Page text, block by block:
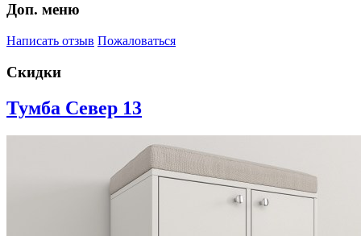
Доп. меню
Написать отзыв Пожаловаться
Скидки
Тумба Север 13